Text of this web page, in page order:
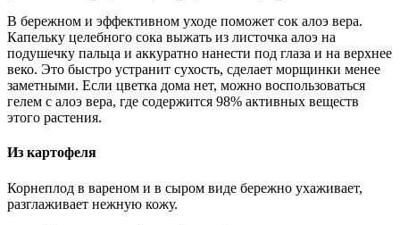
В бережном и эффективном уходе поможет сок алоэ вера.
Капельку целебного сока выжать из листочка алоэ на
подушечку пальца и аккуратно нанести под глаза и на верхнее
веко. Это быстро устранит сухость, сделает морщинки менее
заметными. Если цветка дома нет, можно воспользоваться
гелем с алоэ вера, где содержится 98% активных веществ
этого растения.
Из картофеля
Корнеплод в вареном и в сыром виде бережно ухаживает,
разглаживает нежную кожу.